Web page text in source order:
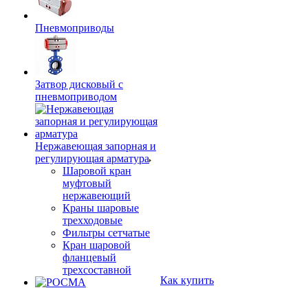
Пневмоприводы
Затвор дисковый с
пневмоприводом
Нержавеющая запорная и
регулирующая арматура
Шаровой кран
муфтовый
нержавеющий
Краны шаровые
трехходовые
Фильтры сетчатые
Кран шаровой
фланцевый
трехсоставной
Как купить